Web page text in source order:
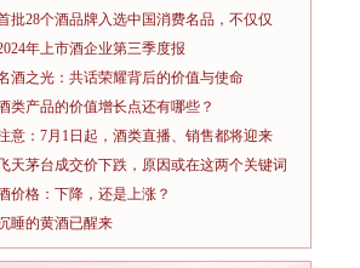
批28个酒品牌入选中国消费名品，不仅仅
年上市酒企业第三季度报
酒之光：共话荣耀背后的价值与使命
类产品的价值增长点还有哪些？
意：7月1日起，酒类直播、销售都将迎来
天茅台成交价下跌，原因或在这两个关键词
价格：下降，还是上涨？
睡的黄酒已醒来